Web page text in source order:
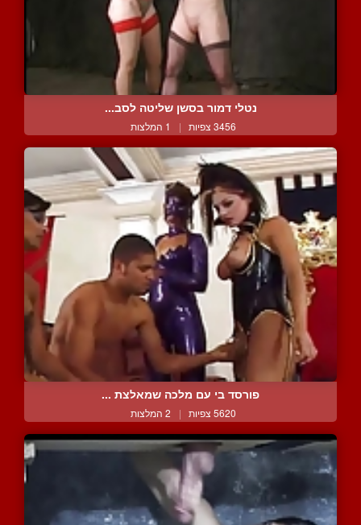
נטלי דמור בסשן שליטה לסב...
3456 צפיות | 1 המלצות
פורסד בי עם מלכה שמאלצת ...
5620 צפיות | 2 המלצות